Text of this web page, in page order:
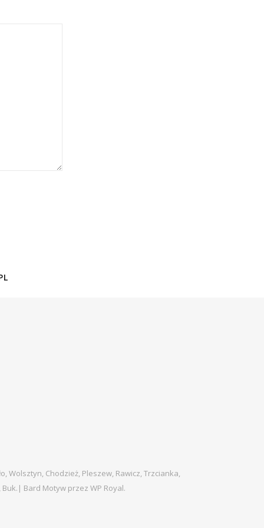
Wolsztyn, Chodzież, Pleszew, Rawicz, Trzcianka,
Buk.| Bard Motyw przez WP Royal.